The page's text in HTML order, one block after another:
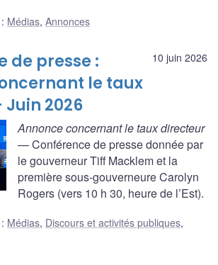
: Médias, Annonces
10 juin 2026
de presse :
le taux
2026
Annonce concernant le taux directeur
— Conférence de presse donnée par
le gouverneur Tiff Macklem et la
première sous-gouverneure Carolyn
Rogers (vers 10 h 30, heure de l’Est).
: Médias, Discours et activités publiques,